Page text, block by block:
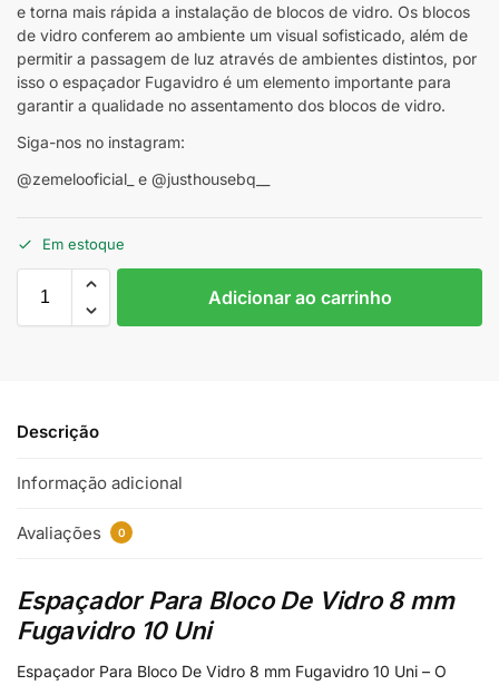
e torna mais rápida a instalação de blocos de vidro. Os blocos
de vidro conferem ao ambiente um visual sofisticado, além de
permitir a passagem de luz através de ambientes distintos, por
isso o espaçador Fugavidro é um elemento importante para
garantir a qualidade no assentamento dos blocos de vidro.
Siga-nos no instagram:
@zemelooficial_ e @justhousebq__
Em estoque
Adicionar ao carrinho
Descrição
Informação adicional
Avaliações 0
Espaçador Para Bloco De Vidro 8 mm
Fugavidro 10 Uni
Espaçador Para Bloco De Vidro 8 mm Fugavidro 10 Uni – O